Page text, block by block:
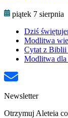
piątek 7 sierpnia
Dziś
Modlitwa
Cytat z Biblii
Modlitwa dla
Newsletter
Otrzymuj Aleteia